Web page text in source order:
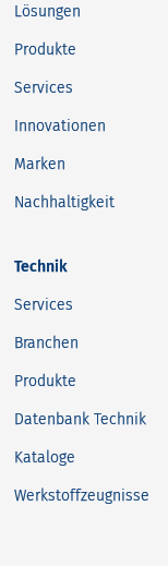
Lösungen
Produkte
Services
Innovationen
Marken
Nachhaltigkeit
Technik
Services
Branchen
Produkte
Datenbank Technik
Kataloge
Werkstoffzeugnisse